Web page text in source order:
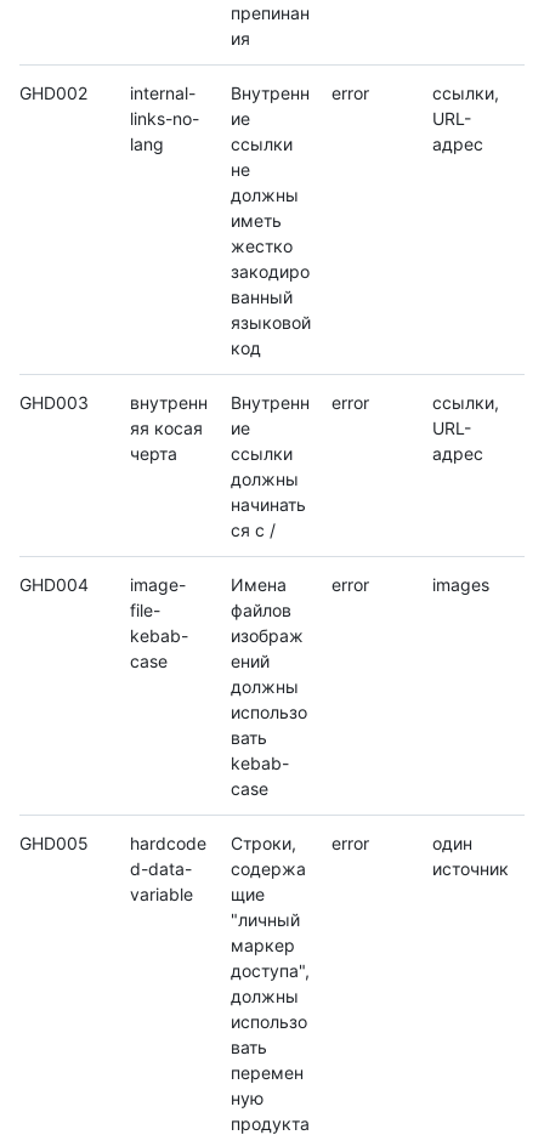
препинан
ия
GHD002
internal-
links-no-
lang
Внутренн
ие
ссылки
не
должны
иметь
жестко
закодиро
ванный
языковой
код
error
ссылки,
URL-
адрес
GHD003
внутренн
яя косая
черта
Внутренн
ие
ссылки
должны
начинать
ся с /
error
ссылки,
URL-
адрес
GHD004
image-
file-
kebab-
case
Имена
файлов
изображ
ений
должны
использо
вать
kebab-
case
error images
GHD005
hardcode
d-data-
variable
Строки,
содержа
щие
"личный
маркер
доступа",
должны
использо
вать
перемен
ную
продукта
error
один
источник